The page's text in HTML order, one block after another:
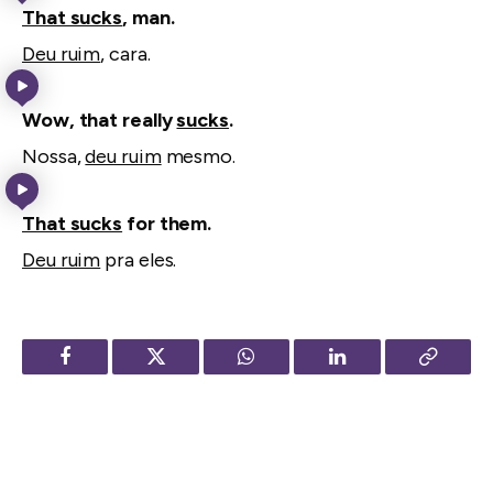
That sucks, man.
Deu ruim, cara.
Wow, that reallysucks.
Nossa,deu ruimmesmo.
That sucks for them.
Deu ruim pra eles.
Facebook Twitter WhatsApp LinkedIn
Copy